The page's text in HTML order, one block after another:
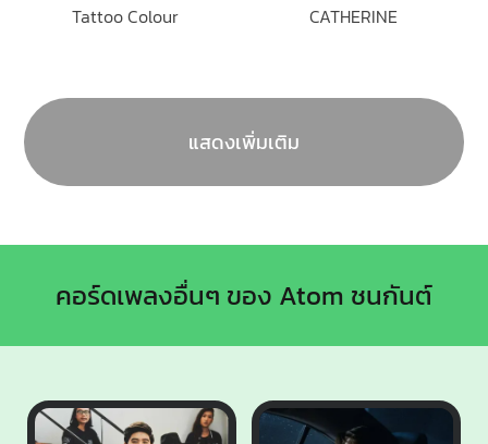
Tattoo Colour CATHERINE
แสดงเพิ่มเติม
คอร์ดเพลงอื่นๆ ของ Atom ชนกันต์